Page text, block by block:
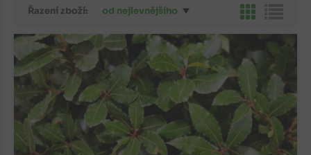
Řazení zboží: od nejlevnějšího